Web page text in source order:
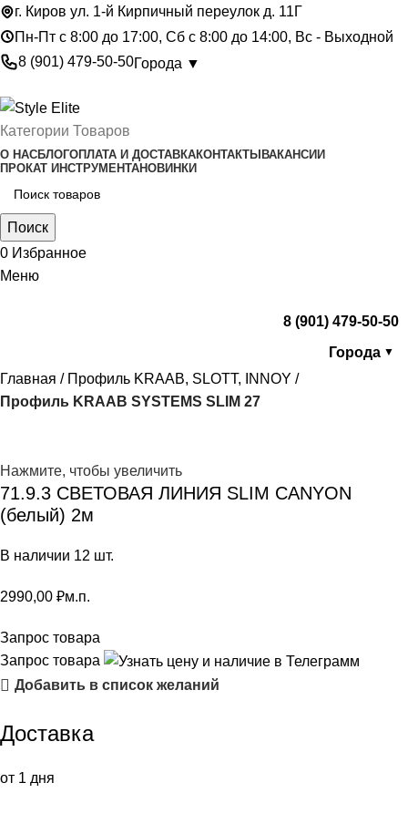
г. Киров ул. 1-й Кирпичный переулок д. 11Г
Пн-Пт с 8:00 до 17:00, Сб с 8:00 до 14:00, Вс - Выходной
8 (901) 479-50-50Города ▼
Категории Товаров
О НАСБЛОГОПЛАТА И ДОСТАВКАКОНТАКТЫ ВАКАНСИИ
ПРОКАТ ИНСТРУМЕНТАНОВИНКИ
Поиск
0 Избранное
Меню
8 (901) 479-50-50
Города ▼
Главная
Профиль KRAAB, SLOTT, INNOY
Профиль KRAAB SYSTEMS SLIM 27
Нажмите, чтобы увеличить
71.9.3 СВЕТОВАЯ ЛИНИЯ SLIM CANYON
(белый) 2м
В наличии 12 шт.
2990,00 ₽м.п.
Запрос товара
Запрос товара
Добавить в список желаний
Доставка
от 1 дня